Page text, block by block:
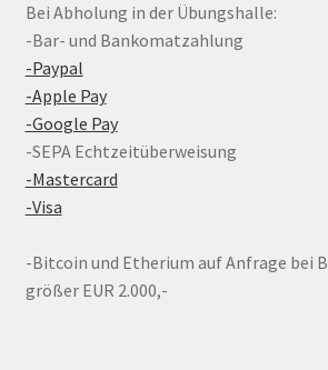
Bei Abholung in der Übungshalle:
-Bar- und Bankomatzahlung
-Paypal
-Apple Pay
-Google Pay
-SEPA Echtzeitüberweisung
-Mastercard
-Visa
-Bitcoin und Etherium auf Anfrage bei
größer EUR 2.000,-